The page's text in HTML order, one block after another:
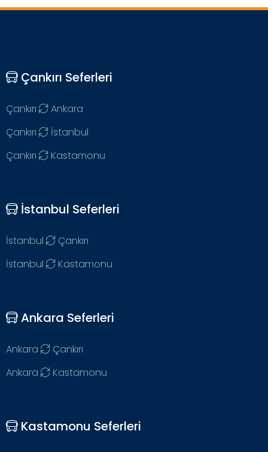
Çankırı Seferleri
Çankırı
Ankara
Çankırı
İstanbul
Çankırı
Kastamonu
İstanbul Seferleri
İstanbul
Çankırı
İstanbul
Kastamonu
Ankara Seferleri
Ankara
Çankırı
Ankara
Kastamonu
Kastamonu Seferleri